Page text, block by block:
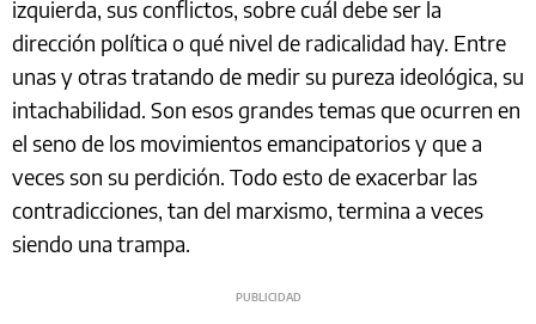
izquierda, sus conflictos, sobre cuál debe ser la
dirección política o qué nivel de radicalidad hay. Entre
unas y otras tratando de medir su pureza ideológica, su
intachabilidad. Son esos grandes temas que ocurren en
el seno de los movimientos emancipatorios y que a
veces son su perdición. Todo esto de exacerbar las
contradicciones, tan del marxismo, termina a veces
siendo una trampa.